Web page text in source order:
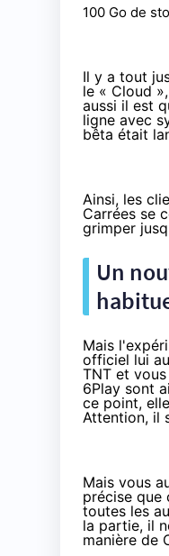
100 Go de
Il y a tout
le « Cloud
aussi il est
ligne avec
bêta était
Ainsi, les
Carrées se
grimper
Un
Mais
officiel lui
TNT et
6Play sont
ce point,
Attention, il
Mais vous
précise que
toutes les
la partie, il
manière de